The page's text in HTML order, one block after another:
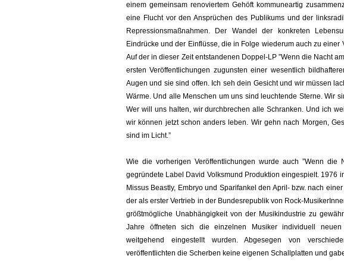
einem gemeinsam renoviertem Gehöft kommuneartig
eine Flucht vor den Ansprüchen des Publikums und der
Repressionsmaßnahmen. Der Wandel der konkreten
Eindrücke und der Einflüsse, die in Folge wiederum auch zu einer
Auf der in dieser Zeit entstandenen Doppel-LP ”Wenn die Nacht
ersten Veröffentlichungen zugunsten einer wesentlich
Augen und sie sind offen. Ich seh dein Gesicht und wir müssen
Wärme. Und alle Menschen um uns sind leuchtende Sterne. Wir
Wer will uns halten, wir durchbrechen alle Schranken. Und ich
wir können jetzt schon anders leben. Wir gehn nach Morgen,
sind im Licht.”
Wie die vorherigen Veröffentlichungen wurde auch ”Wenn die
gegründete Label David Volksmund Produktion eingespielt. 1976
Missus Beastly, Embryo und Sparifankel den April- bzw. nach
der als erster Vertrieb in der Bundesrepublik von Rock-
größtmögliche Unabhängigkeit von der Musikindustrie zu
Jahre öffneten sich die einzelnen Musiker individuell neuen
weitgehend eingestellt wurden. Abgesegen von
veröffentlichten die Scherben keine eigenen Schallplatten und